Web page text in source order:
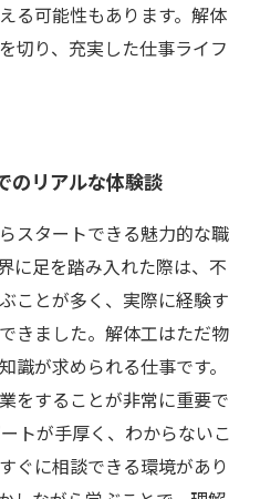
る可能性もあります。解体
切り、充実した仕事ライフ
のリアルな体験談
スタートできる魅力的な職
に足を踏み入れた際は、不
ことが多く、実際に経験す
きました。解体工はただ物
識が求められる仕事です。
をすることが非常に重要で
トが手厚く、わからないこ
ぐに相談できる環境があり